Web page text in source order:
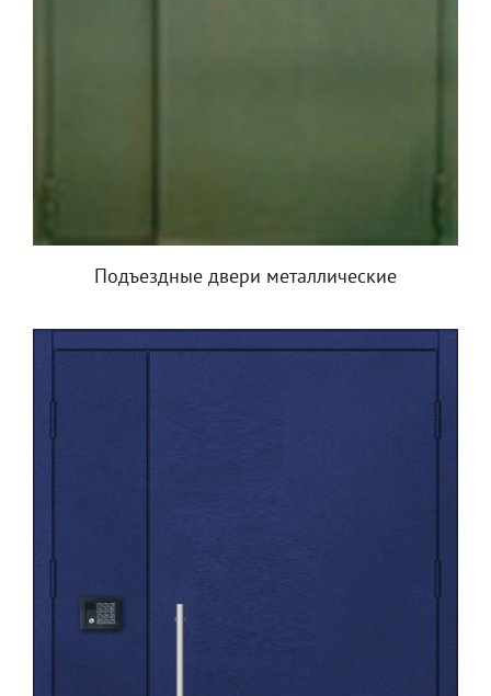
Подъездные двери металлические